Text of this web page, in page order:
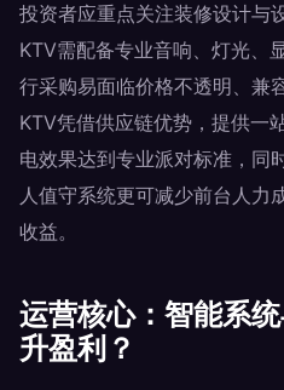
投资者应重点关注装修设计与
KTV需配备专业音响、灯光、
行采购易面临价格不透明、兼
KTV凭借供应链优势，提供一
电效果达到专业派对标准，同
人值守系统更可减少前台人力
收益。
运营核心：智能系
升盈利？